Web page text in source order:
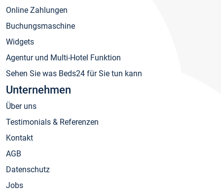
Online Zahlungen
Buchungsmaschine
Widgets
Agentur und Multi-Hotel Funktion
Sehen Sie was Beds24 für Sie tun kann
Unternehmen
Über uns
Testimonials & Referenzen
Kontakt
AGB
Datenschutz
Jobs